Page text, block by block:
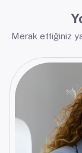
Merak ettiğiniz ya